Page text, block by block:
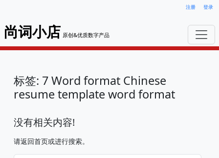
注册 登录
尚词小店 原创&优质数字产品
标签: 7 Word format Chinese
resume template word format
没有相关内容!
请返回首页或进行搜索。